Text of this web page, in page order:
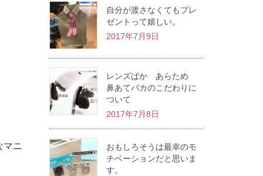
マニ
自分が渡さなくてもプレ
ゼントって嬉しい。
2017年7月9日
レンズばか あらため
鼻あてバカのこだわりに
ついて
2017年7月8日
おもしろそうは最幸のモ
チベーションだと思いま
す。